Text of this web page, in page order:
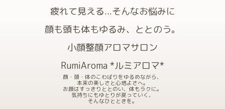
疲れて見える...そんなお悩みに
顔も頭も体もゆるみ、ととのう。
小顔整顔アロマサロン
RumiAroma *ルミアロマ*
顔・頭・体のこわばりをゆるめながら、
本来の美しさと心地よさへ。
お顔はすっきりととのい、体もラクに。
気持ちにもゆとりが戻っていく、
そんなひとときを。